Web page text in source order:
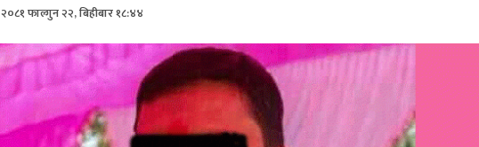
२०८१ फाल्गुन २२, बिहीबार १८:४४